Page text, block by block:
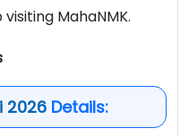
MahaNMK.
2026Details: